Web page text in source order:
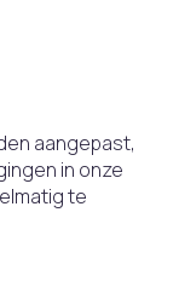
aangepast,
in onze
te